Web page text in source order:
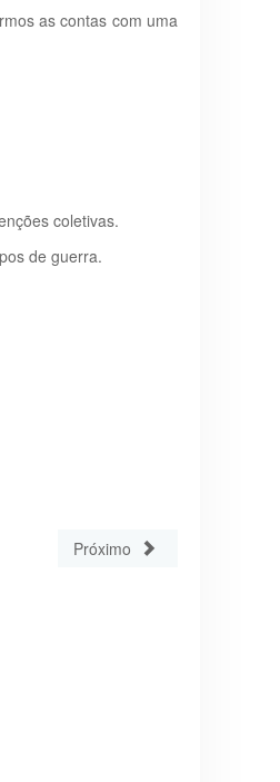
as contas com uma
coletivas.
de guerra.
Próximo